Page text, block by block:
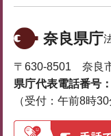
奈良県庁
〒630-8501 奈良
県庁代表電話番号：
（受付：午前8時